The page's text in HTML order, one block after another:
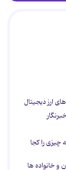
ارز دیجیتال
را کجا
خانواده ها